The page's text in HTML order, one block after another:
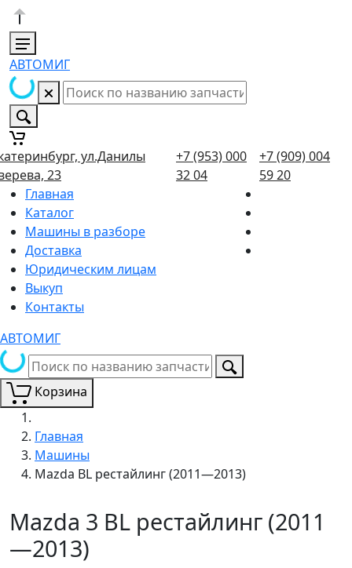
АВТОМИГ
ул.Данилы
23
+7 (953) 000
32 04
+7 (909) 004
59 20
Главная
Каталог
Машины в разборе
Доставка
Юридическим лицам
Выкуп
Контакты
АВТОМИГ
Корзина
Главная
Машины
Mazda BL рестайлинг (2011—2013)
Mazda 3 BL рестайлинг (2011
—2013)